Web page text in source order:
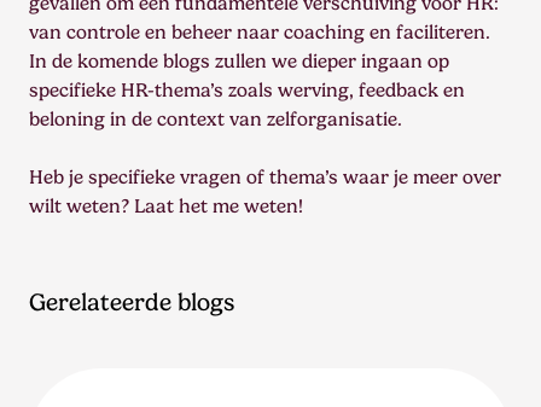
van controle en beheer naar coaching en faciliteren.
In de komende blogs zullen we dieper ingaan op
specifieke HR-thema’s zoals werving, feedback en
beloning in de context van zelforganisatie.
Heb je specifieke vragen of thema’s waar je meer over
wilt weten? Laat het me weten!
Gerelateerde blogs